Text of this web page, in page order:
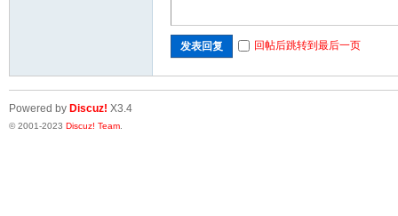
发表回复 回帖后跳转到最后一页
Powered by Discuz! X3.4
© 2001-2023 Discuz! Team.